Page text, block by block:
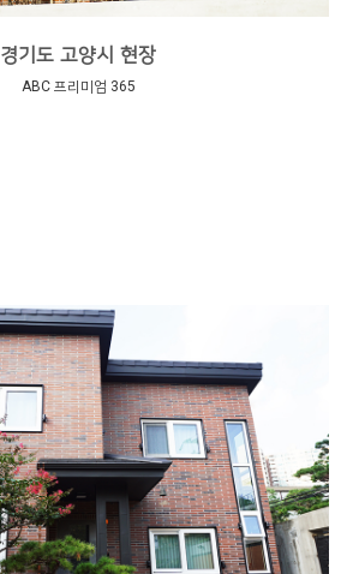
경기도 고양시 현장
ABC 프리미엄 365